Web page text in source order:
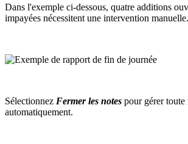
Dans l'exemple ci-dessous, quatre additions
impayées nécessitent une intervention
Sélectionnez Fermer les notes pour gérer
automatiquement.